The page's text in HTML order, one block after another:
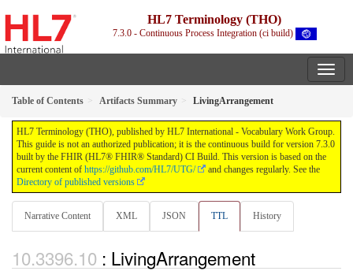
HL7 Terminology (THO)
7.3.0 - Continuous Process Integration (ci build)
Table of Contents Artifacts Summary LivingArrangement
HL7 Terminology (THO), published by HL7 International - Vocabulary Work Group.
This guide is not an authorized publication; it is the continuous build for version 7.3.0
built by the FHIR (HL7® FHIR® Standard) CI Build. This version is based on the
current content of https://github.com/HL7/UTG/
and changes regularly. See the
Directory of published versions
Narrative Content XML JSON TTL History
: LivingArrangement